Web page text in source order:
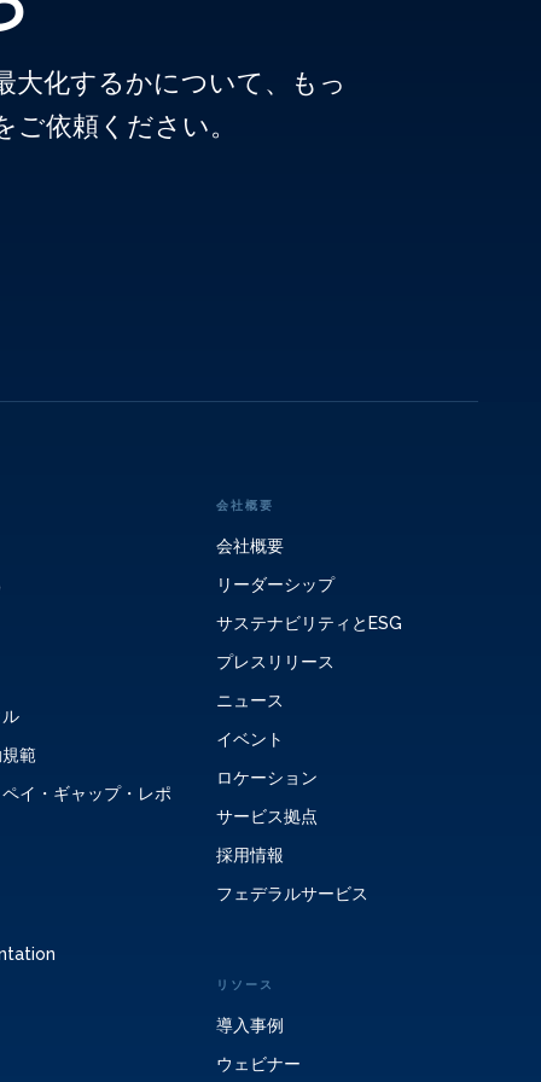
大化するかについて、もっ
依頼ください。
範
イ・ギャップ・レポ
会社概要
会社概要
リーダーシップ
サステナビリティとESG
プレスリリース
ニュース
イベント
ロケーション
サービス拠点
採用情報
フェデラルサービス
リソース
導入事例
ウェビナー